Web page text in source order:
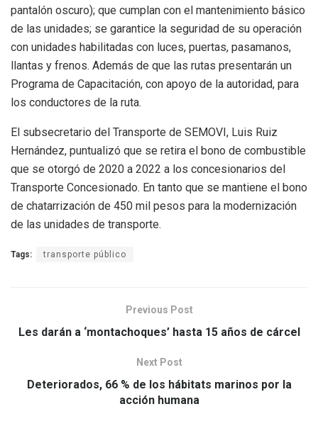
pantalón oscuro); que cumplan con el mantenimiento básico
de las unidades; se garantice la seguridad de su operación
con unidades habilitadas con luces, puertas, pasamanos,
llantas y frenos. Además de que las rutas presentarán un
Programa de Capacitación, con apoyo de la autoridad, para
los conductores de la ruta.
El subsecretario del Transporte de SEMOVI, Luis Ruiz
Hernández, puntualizó que se retira el bono de combustible
que se otorgó de 2020 a 2022 a los concesionarios del
Transporte Concesionado. En tanto que se mantiene el bono
de chatarrización de 450 mil pesos para la modernización
de las unidades de transporte.
Tags: transporte público
Previous Post
Les darán a ‘montachoques’ hasta 15 años de cárcel
Next Post
Deteriorados, 66 % de los hábitats marinos por la
acción humana